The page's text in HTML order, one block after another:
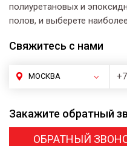
полиуретановых и
полов, и выберете
Свяжитесь с нами
МОСКВА
Закажите обратный
ОБРАТНЫЙ